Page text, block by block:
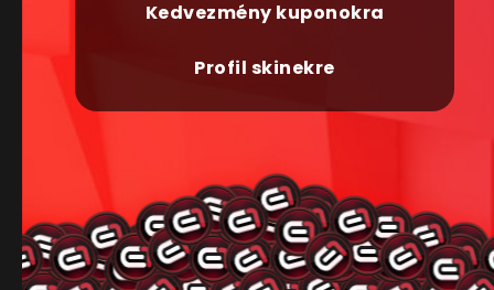
Kedvezmény kuponokra
Profil skinekre